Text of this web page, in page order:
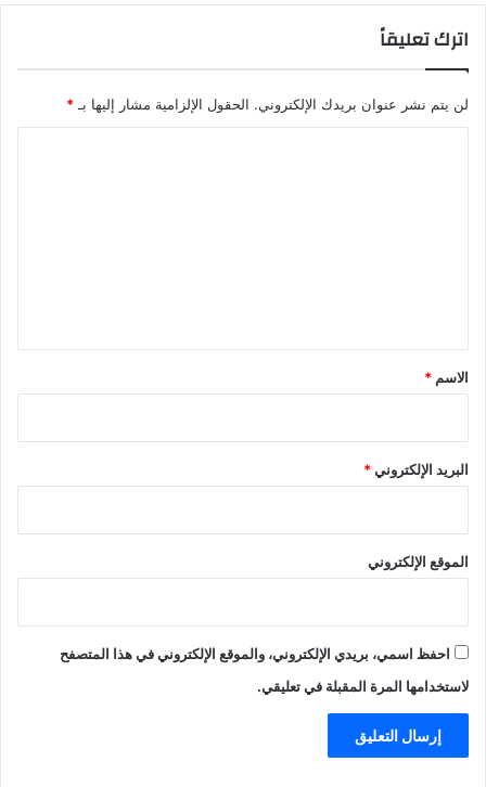
اترك تعليقاً
لن يتم نشر عنوان بريدك الإلكتروني. الحقول الإلزامية مشار إليها بـ *
*
الاسم *
البريد الإلكتروني*
الموقع الإلكتروني
احفظ اسمي، بريدي الإلكتروني، والموقع الإلكتروني في هذا المتصفح
لاستخدامها المرة المقبلة في تعليقي.